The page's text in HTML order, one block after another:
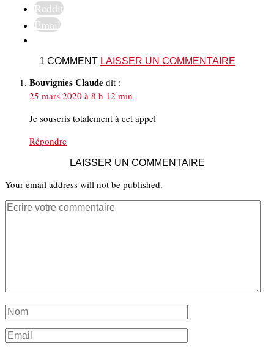
Reddit
Email
1 COMMENT LAISSER UN COMMENTAIRE
Bouvignies Claude dit :
25 mars 2020 à 8 h 12 min
Je souscris totalement à cet appel
Répondre
LAISSER UN COMMENTAIRE
Your email address will not be published.